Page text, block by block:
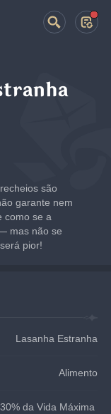
são
garante nem
como se a
mas não se
pior!
Lasanha Estranha
Alimento
da Vida Máxima